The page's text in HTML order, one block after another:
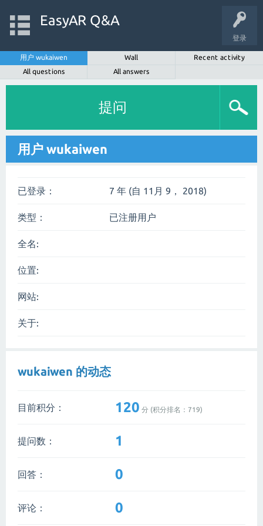
登录
EasyAR Q&A
用户 wukaiwen Wall
Recent activity
All questions
All answers
提问
用户 wukaiwen
已登录： 7 年 (自 11月 9， 2018)
类型： 已注册用户
全名:
位置:
网站:
关于:
wukaiwen 的动态
目前积分： 120 分 (积分排名： 719)
提问数： 1
回答： 0
评论： 0